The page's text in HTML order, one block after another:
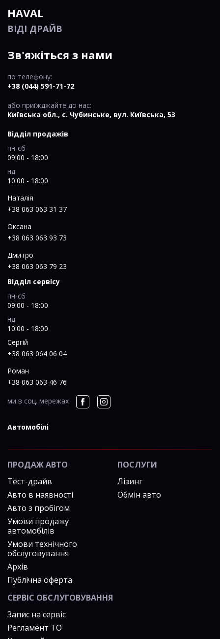
HAVAL
ВІДІ ДРАЙВ
Зв'яжіться з нами
по телефону:
+38 (044) 591-71-72
або приїжджайте до нас:
Київська обл., c. Чубинське, вул. Київська, 53
Відділ продажів
пн-сб
09:00 - 18:00
нд
10:00 - 18:00
Наталія
+38 063 063 31 37
Оксана
+38 063 063 93 73
Дмитро
+38 063 063 79 23
Відділ сервісу
пн-сб
09:00 - 18:00
нд
10:00 - 18:00
Сергій
+38 063 064 06 04
Роман
+38 063 063 46 76
ми в соц. мережах
Автомобілі
ПРОДАЖ АВТО
Тест-драйв
Авто в наявності
Авто з пробігом
Умови продажу
автомобілів
Умови технічного
обслуговування
Архів
Публічна оферта
ПОСЛУГИ
Лізинг
Обмін авто
СЕРВІС ОБСЛУГОВУВАННЯ
Запис на сервіс
Регламент ТО